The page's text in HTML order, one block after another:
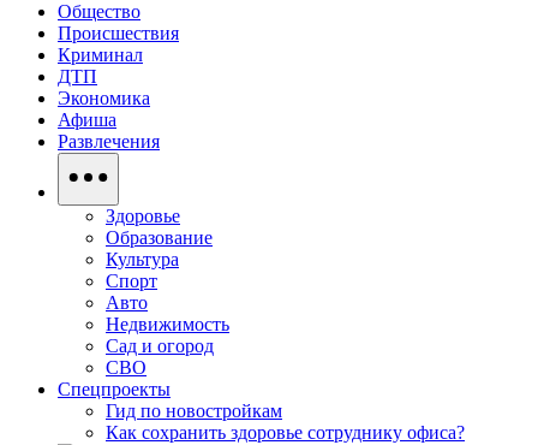
Общество
Происшествия
Криминал
ДТП
Экономика
Афиша
Развлечения
Здоровье
Образование
Культура
Спорт
Авто
Недвижимость
Сад и огород
СВО
Спецпроекты
Гид по новостройкам
Как сохранить здоровье сотруднику офиса?